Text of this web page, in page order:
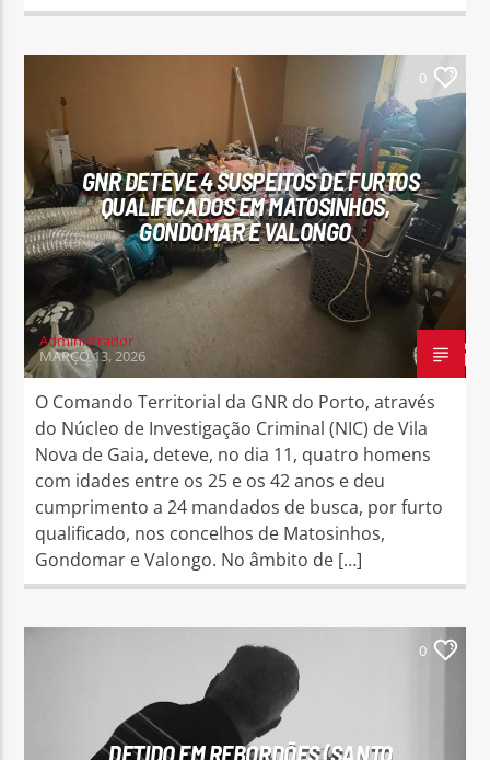
0
GNR DETEVE 4 SUSPEITOS DE FURTOS
QUALIFICADOS EM MATOSINHOS,
GONDOMAR E VALONGO
Administrador
MARÇO 13, 2026
O Comando Territorial da GNR do Porto, através
do Núcleo de Investigação Criminal (NIC) de Vila
Nova de Gaia, deteve, no dia 11, quatro homens
com idades entre os 25 e os 42 anos e deu
cumprimento a 24 mandados de busca, por furto
qualificado, nos concelhos de Matosinhos,
Gondomar e Valongo. No âmbito de […]
0
DETIDO EM REBORDÕES (SANTO